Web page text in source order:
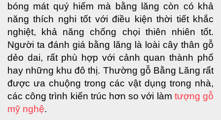
bóng mát quý hiếm mà bằng lăng còn có khả
năng thích nghi tốt với điều kiện thời tiết khắc
nghiệt, khả năng chống chọi thiên nhiên tốt.
Người ta đánh giá bằng lăng là loài cây thân gỗ
dẻo dai, rất phù hợp với cảnh quan thành phố
hay những khu đô thị. Thường gỗ Bằng Lăng rất
được ưa chuộng trong các vật dụng trong nhà,
các công trình kiến trúc hơn so với làm tượng gỗ
mỹ nghệ.